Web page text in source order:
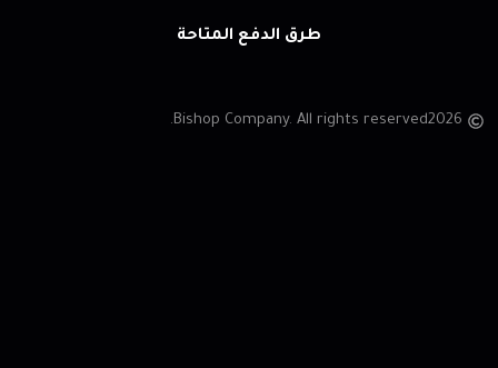
طرق الدفع المتاحة
2026
Bishop Company. All rights reserved.